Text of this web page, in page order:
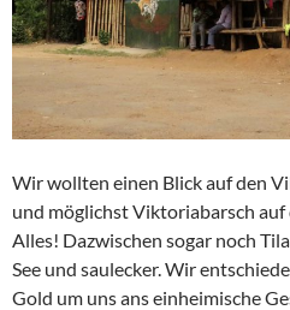
Wir wollten einen Blick auf den
und möglichst Viktoriabarsch auf
Alles! Dazwischen sogar noch
See und saulecker. Wir
Gold um uns ans einheimische